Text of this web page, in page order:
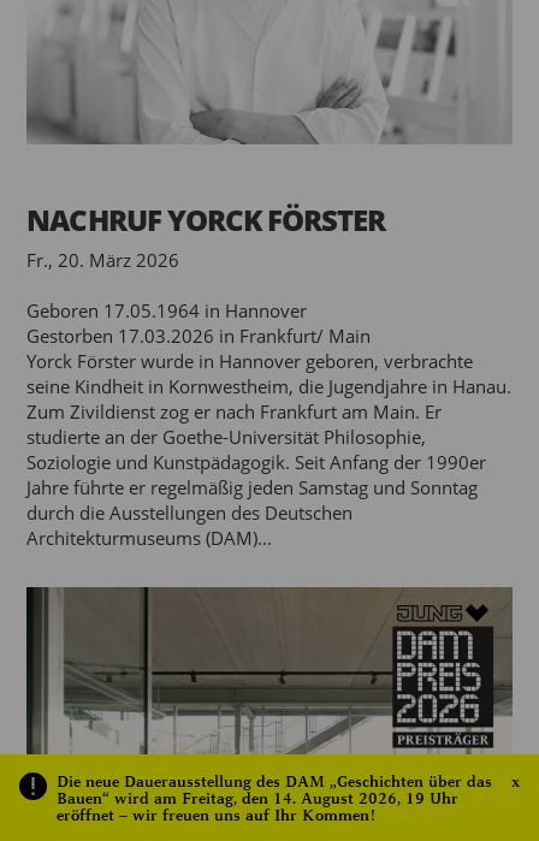
NACHRUF YORCK FÖRSTER
Fr., 20. März 2026
Geboren 17.05.1964 in Hannover
Gestorben 17.03.2026 in Frankfurt/ Main
Yorck Förster wurde in Hannover geboren, verbrachte
seine Kindheit in Kornwestheim, die Jugendjahre in Hanau.
Zum Zivildienst zog er nach Frankfurt am Main. Er
studierte an der Goethe-Universität Philosophie,
Soziologie und Kunstpädagogik. Seit Anfang der 1990er
Jahre führte er regelmäßig jeden Samstag und Sonntag
durch die Ausstellungen des Deutschen
Architekturmuseums (DAM)...
Die neue Dauerausstellung des DAM „Geschichten über das
Bauen“ wird am Freitag, den 14. August 2026, 19 Uhr
eröffnet – wir freuen uns auf Ihr Kommen!
x